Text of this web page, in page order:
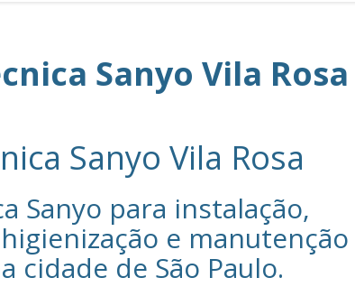
Sanyo Vila Rosa
Sanyo Vila Rosa
Sanyo‎ para instalação,
e
cidade de São Paulo.